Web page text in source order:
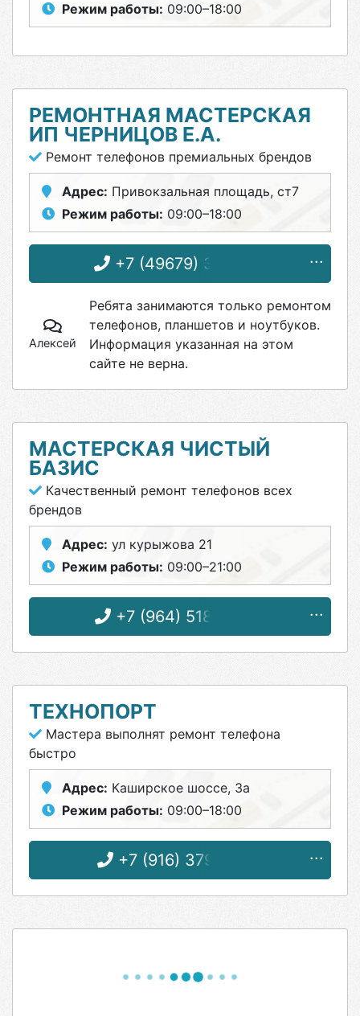
Режим работы: 09:00–18:00
РЕМОНТНАЯ МАСТЕРСКАЯ
ИП ЧЕРНИЦОВ Е.А.
Ремонт телефонов премиальных брендов
Адрес: Привокзальная площадь, ст7
Режим работы: 09:00–18:00
+7 (49679) 3-23-66
Алексей
Ребята занимаются только ремонтом
телефонов, планшетов и ноутбуков.
Информация указанная на этом
сайте не верна.
МАСТЕРСКАЯ ЧИСТЫЙ
БАЗИС
Качественный ремонт телефонов всех
брендов
Адрес: ул курыжова 21
Режим работы: 09:00–21:00
+7 (964) 518-63-57
ТЕХНОПОРТ
Мастера выполнят ремонт телефона
быстро
Адрес: Каширское шоссе, 3а
Режим работы: 09:00–18:00
+7 (916) 379-51-13